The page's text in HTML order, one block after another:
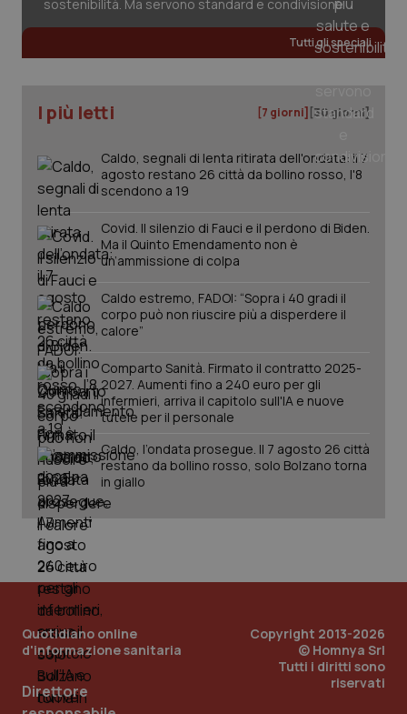
Quotidiano Oncologia
Quotidiano Pediatria
Rene & patologie urogenitali
Salute orale & impianti
Sangue & coagulazione
Tiroide
Tumore al seno
Tumore ovarico
Tumori del Polmone & Testa Collo
Tumori gastrointestinali
Ulcera & Reflusso
Vaccini
sostenibilità. Ma servono standard e condivisione
Tutti gli speciali
I più letti [7 giorni] [30 giorni]
Caldo, segnali di lenta ritirata dell'ondata: il 7
agosto restano 26 città da bollino rosso, l'8
scendono a 19
Covid. Il silenzio di Fauci e il perdono di Biden.
Ma il Quinto Emendamento non è
un’ammissione di colpa
Caldo estremo, FADOI: “Sopra i 40 gradi il
corpo può non riuscire più a disperdere il
calore”
Comparto Sanità. Firmato il contratto 2025-
2027. Aumenti fino a 240 euro per gli
infermieri, arriva il capitolo sull'IA e nuove
tutele per il personale
Caldo, l’ondata prosegue. Il 7 agosto 26 città
restano da bollino rosso, solo Bolzano torna
in giallo
Quotidiano online
d'informazione sanitaria
Direttore
Copyright 2013-2026
© Homnya Srl
Tutti i diritti sono
riservati
sito web abilitandone funzionalità di base quali la
navigazione sulle pagine e l'accesso alle aree
protette del sito. Il sito web non è in grado di
funzionare correttamente senza questi cookie.
VISITOR_PRIVACY_METADATA
YouTube
CookieScriptConsent
CookieScript
tracking-sites-ironfish-
tracking-enable
www.quotidianosanita.it